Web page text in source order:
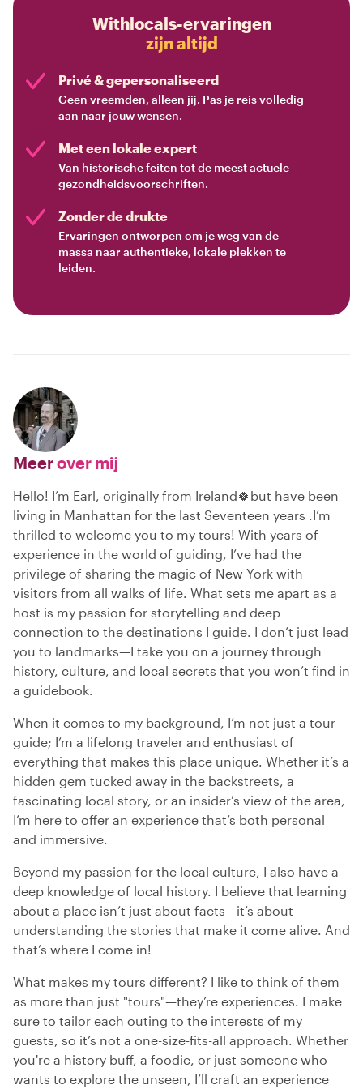
Withlocals-ervaringen
zijn altijd
Privé & gepersonaliseerd
Geen vreemden, alleen jij. Pas je reis volledig
aan naar jouw wensen.
Met een lokale expert
Van historische feiten tot de meest actuele
gezondheidsvoorschriften.
Zonder de drukte
Ervaringen ontworpen om je weg van de
massa naar authentieke, lokale plekken te
leiden.
Meerover mij
Hello! I’m Earl, originally from Ireland🍀but have been
living in Manhattan for the last Seventeen years .I’m
thrilled to welcome you to my tours! With years of
experience in the world of guiding, I’ve had the
privilege of sharing the magic of New York with
visitors from all walks of life. What sets me apart as a
host is my passion for storytelling and deep
connection to the destinations I guide. I don’t just lead
you to landmarks—I take you on a journey through
history, culture, and local secrets that you won’t find in
a guidebook.
When it comes to my background, I’m not just a tour
guide; I’m a lifelong traveler and enthusiast of
everything that makes this place unique. Whether it’s a
hidden gem tucked away in the backstreets, a
fascinating local story, or an insider’s view of the area,
I’m here to offer an experience that’s both personal
and immersive.
Beyond my passion for the local culture, I also have a
deep knowledge of local history. I believe that learning
about a place isn’t just about facts—it’s about
understanding the stories that make it come alive. And
that’s where I come in!
What makes my tours different? I like to think of them
as more than just "tours"—they’re experiences. I make
sure to tailor each outing to the interests of my
guests, so it’s not a one-size-fits-all approach. Whether
you're a history buff, a foodie, or just someone who
wants to explore the unseen, I’ll craft an experience